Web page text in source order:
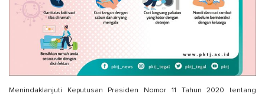
Menindaklanjuti Keputusan Presiden Nomor 11 Tahun 2020 tentang